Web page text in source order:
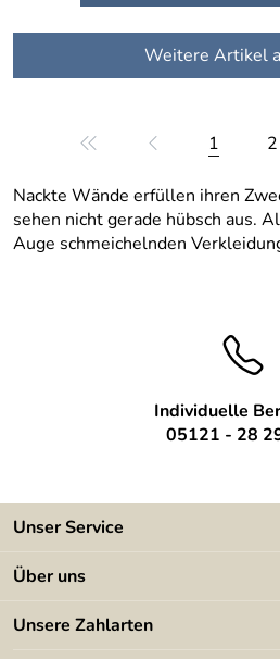
Weitere Artikel
1 2
Nackte Wände erfüllen ihren
sehen nicht gerade hübsch aus.
Auge schmeichelnden
Individuelle
05121 - 28
Unser Service
Kontakt
Kundeninformationen
Über uns
Angebote
Unsere Zahlarten